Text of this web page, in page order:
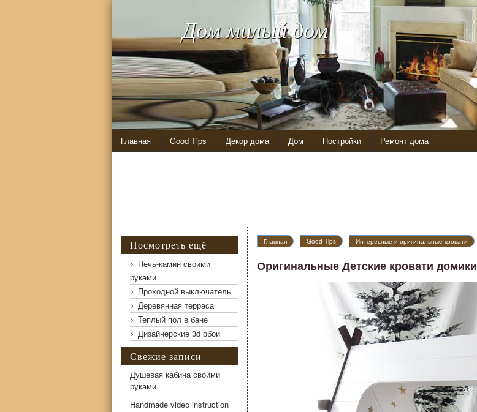
Дом милый дом
Главная Good Tips Декор дома Дом Постройки Ремонт дома
Главная Good Tips Интересные и оригинальные кровати
Оригинальные Детские кровати домики
Оригинальные Детские кровати домики
Посмотреть ещё
Печь-камин своими
руками
Проходной выключатель
Деревянная терраса
Теплый пол в бане
Дизайнерские 3d обои
Свежие записи
Душевая кабина своими
руками
Handmade video instruction